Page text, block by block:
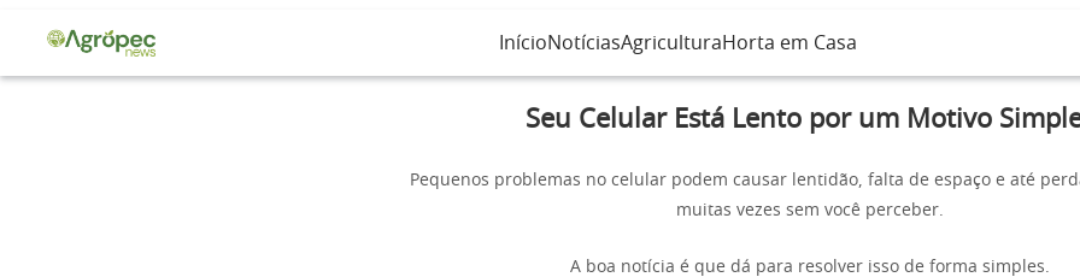
InícioNotíciasAgricultura Horta em Casa
Seu Celular Está Lento por um Motivo
Pequenos problemas no celular podem causar lentidão, falta de espaço e até
muitas vezes sem você perceber.
A boa notícia é que dá para resolver isso de forma simples.